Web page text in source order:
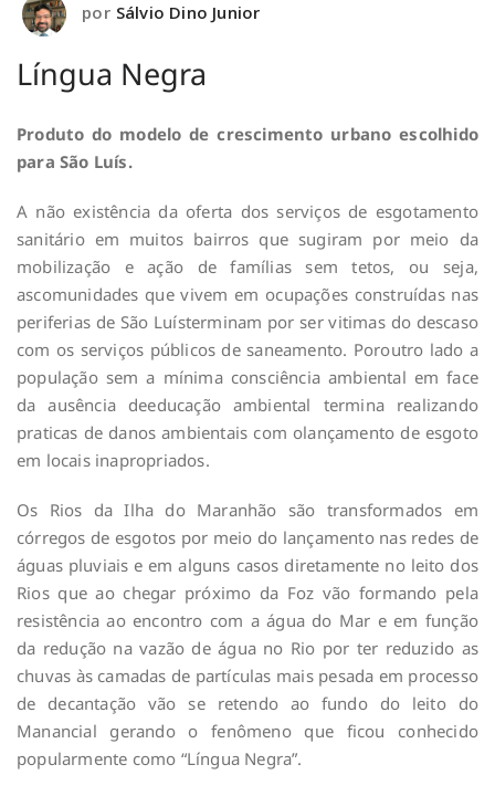
por Sálvio Dino Junior
Língua Negra
Produto do modelo de crescimento urbano escolhido
para São Luís.
A não existência da oferta dos serviços de esgotamento
sanitário em muitos bairros que sugiram por meio da
mobilização e ação de famílias sem tetos, ou seja,
ascomunidades que vivem em ocupações construídas nas
periferias de São Luísterminam por ser vitimas do descaso
com os serviços públicos de saneamento. Poroutro lado a
população sem a mínima consciência ambiental em face
da ausência deeducação ambiental termina realizando
praticas de danos ambientais com olançamento de esgoto
em locais inapropriados.
Os Rios da Ilha do Maranhão são transformados em
córregos de esgotos por meio do lançamento nas redes de
águas pluviais e em alguns casos diretamente no leito dos
Rios que ao chegar próximo da Foz vão formando pela
resistência ao encontro com a água do Mar e em função
da redução na vazão de água no Rio por ter reduzido as
chuvas às camadas de partículas mais pesada em processo
de decantação vão se retendo ao fundo do leito do
Manancial gerando o fenômeno que ficou conhecido
popularmente como “Língua Negra”.